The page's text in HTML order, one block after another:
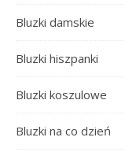
Bluzki damskie
Bluzki hiszpanki
Bluzki koszulowe
Bluzki na co dzień